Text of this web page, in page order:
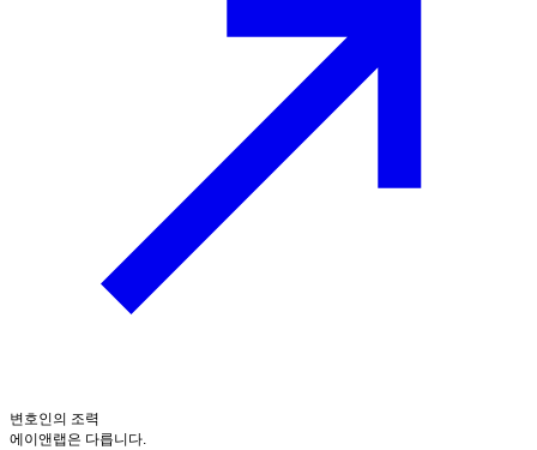
변호인의 조력
에이앤랩은 다릅니다.